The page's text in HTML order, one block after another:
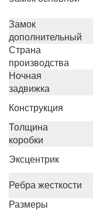
Замок
дополнительный
Страна
производства
Ночная
задвижка
Конструкция
Толщина
коробки
Эксцентрик
Ребра жесткости
Размеры